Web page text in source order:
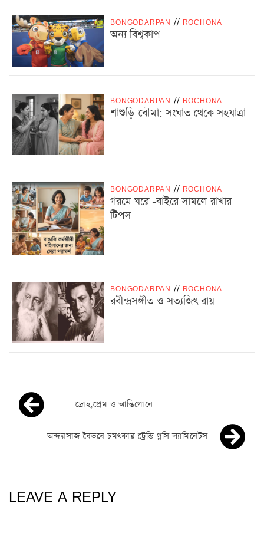
BONGODARPAN // ROCHONA
অন্য বিশ্বকাপ
BONGODARPAN // ROCHONA
শাশুড়ি-বৌমা: সংঘাত থেকে সহযাত্রা
BONGODARPAN // ROCHONA
গরমে ঘরে -বাইরে সামলে রাখার
টিপস
BONGODARPAN // ROCHONA
রবীন্দ্রসঙ্গীত ও সত্যজিৎ রায়
দ্রোহ,প্রেম ও আন্তিগোনে
অন্দরসাজ বৈভবে চমৎকার ট্রেন্ডি গ্লসি ল্যামিনেটস
LEAVE A REPLY